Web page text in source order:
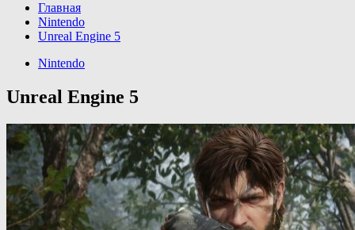
Главная
Nintendo
Unreal Engine 5
Nintendo
Unreal Engine 5